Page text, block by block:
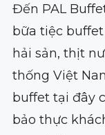
Đến PAL
bữa tiệc
hải sản, thịt
thống Việt
buffet tại đây
bảo thực